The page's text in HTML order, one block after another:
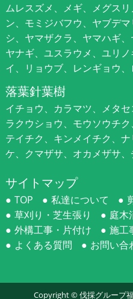
ムレスズメ、メギ、メグス
ン、モミジバフウ、ヤブデ
シ、ヤマザクラ、ヤマハギ
ヤナギ、ユスラウメ、ユリ
イ、リョウブ、レンギョウ、
落葉針葉樹
イチョウ、カラマツ、メタセ
ラクウショウ、モウソウチ
テイチク、キンメイチク、
ケ、クマザサ、オカメザサ
サイトマップ
TOP 私達について
草刈り・芝生張り
庭木
外構工事・片付け
施工
よくある質問
お問い合
Copyright ©伐採グループ